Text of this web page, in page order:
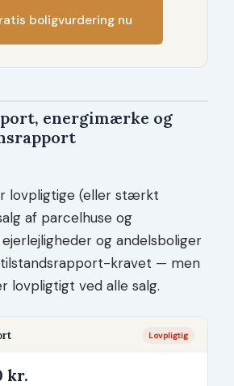
boligvurdering nu
energimærke og
lovpligtige (eller stærkt
af parcelhuse og
og andelsboliger
kravet — men
lovpligtigt ved alle salg.
Lovpligtig
kr.